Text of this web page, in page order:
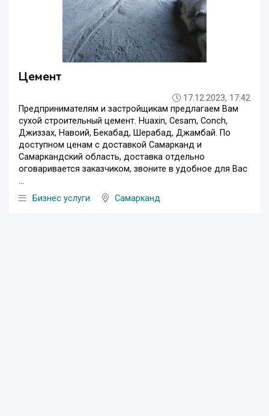
Цемент
17.12.2023, 17:42
Предпринимателям и застройщикам предлагаем Вам
сухой строительный цемент. Huaxin, Cesam, Conch,
Джиззах, Навоий, Бекабад, Шерабад, Джамбай. По
доступном ценам с доставкой Самарканд и
Самаркандский область, доставка отдельно
оговаривается заказчиком, звоните в удобное для Вас
...
Бизнес услуги
Самарканд